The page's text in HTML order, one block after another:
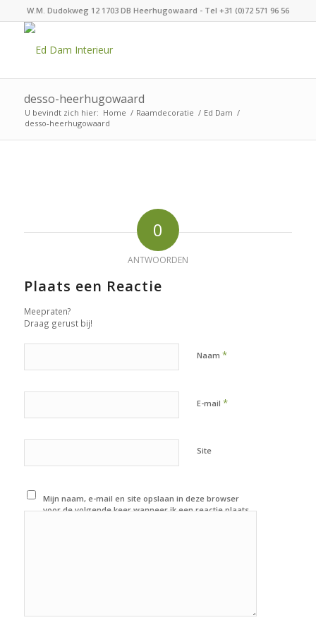
W.M. Dudokweg 12 1703 DB Heerhugowaard - Tel +31 (0)72 571 96 56
desso-heerhugowaard
U bevindt zich hier: Home / Raamdecoratie / Ed Dam /
desso-heerhugowaard
0
ANTWOORDEN
Plaats een Reactie
Meepraten?
Draag gerust bij!
Naam *
E-mail *
Site
Mijn naam, e-mail en site opslaan in deze browser
voor de volgende keer wanneer ik een reactie plaats.